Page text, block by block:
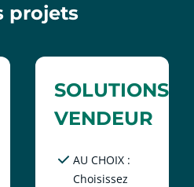
projets
SOLUTIONS
VENDEUR
AU CHOIX :
Choisissez